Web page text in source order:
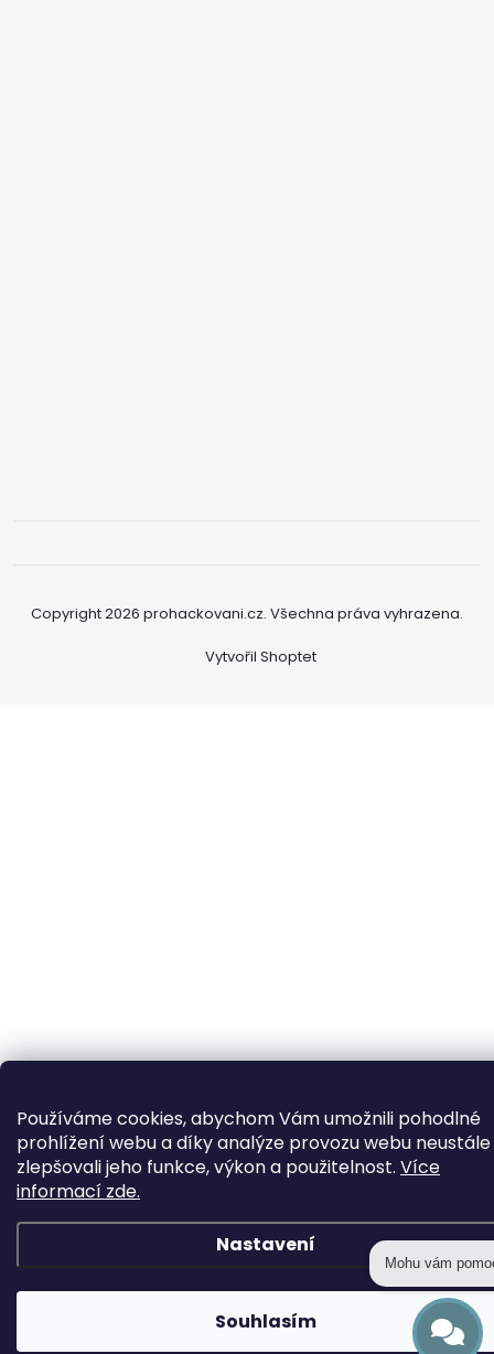
Používáme cookies, abychom Vám umožnili pohodlné
prohlížení webu a díky analýze provozu webu neustále
zlepšovali jeho funkce, výkon a použitelnost. Více
informací zde.
Nastavení
Souhlasím
Vytvořil Shoptet
Copyright 2026 prohackovani.cz. Všechna práva vyhrazena.
Mohu vám